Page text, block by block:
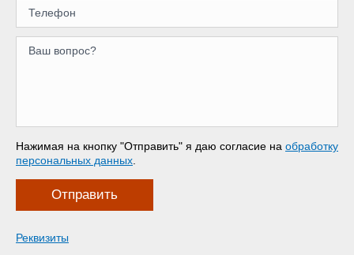
Нажимая на кнопку "Отправить" я даю согласие на обработку
персональных данных
Отправить
Реквизиты